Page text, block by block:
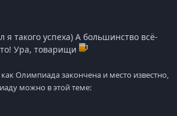
такого успеха) А большинство всё-
Ура, товарищи
как Олимпиада закончена и место известно,
можно в этой теме: